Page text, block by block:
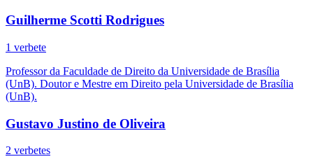
Guilherme Scotti Rodrigues
1 verbete
Professor da Faculdade de Direito da Universidade de Brasília
(UnB). Doutor e Mestre em Direito pela Universidade de Brasília
(UnB).
Gustavo Justino de Oliveira
2 verbetes